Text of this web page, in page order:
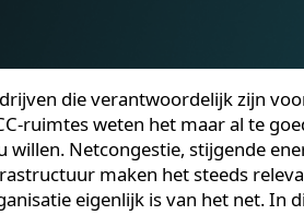
Bedrijven die verantwoordelijk
MCC-ruimtes weten het maar al